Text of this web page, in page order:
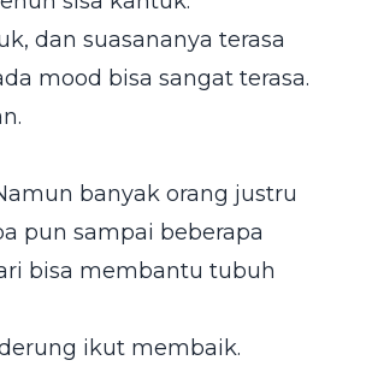
dan suasananya terasa
mood bisa sangat terasa.
banyak orang justru
pun sampai beberapa
bisa membantu tubuh
ikut membaik.